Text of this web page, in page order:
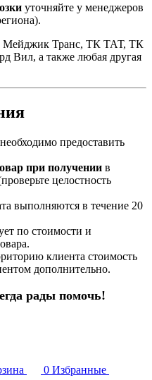
уточняйте у менеджеров
Мейджик Транс, ТК ТАТ, ТК
Вил, а также любая другая
предоставить
при получении в
целостность
выполняются в течение 20
по стоимости и
клиента стоимость
дополнительно.
рады помочь!
0 Избранные